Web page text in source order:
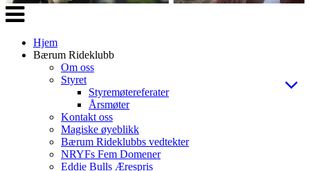
Veksle
navigasjon
Hjem
Bærum Rideklubb
Om oss
Styret
Styremøtereferater
Årsmøter
Kontakt oss
Magiske øyeblikk
Bærum Rideklubbs vedtekter
NRYFs Fem Domener
Eddie Bulls Ærespris